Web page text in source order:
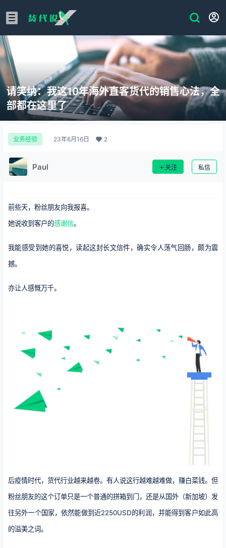
请笑纳：我这10年海外直客货代的销售心法，全
部都在这里了
业务经验 23年6月16日 2
Paul 关注 私信
前些天，粉丝朋友向我报喜。
她说收到客户的感谢信。
我能感受到她的喜悦，读起这封长文信件，确实令人荡气回肠，颇为震
撼。
亦让人感慨万千。
后疫情时代，货代行业越来越卷。有人说这行越难越难做，赚白菜钱。但
粉丝朋友的这个订单只是一个普通的拼箱到门，还是从国外（新加坡）发
往另外一个国家，依然能做到近2250USD的利润，并能得到客户如此高
的溢美之词。